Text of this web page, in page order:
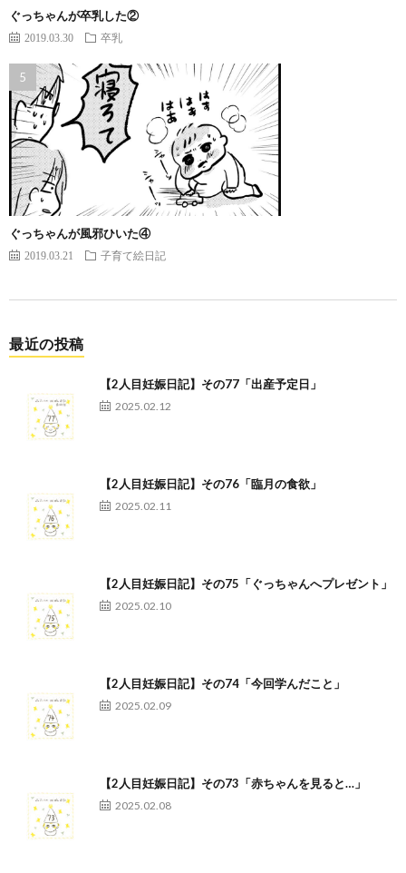
ぐっちゃんが卒乳した②
2019.03.30 卒乳
ぐっちゃんが風邪ひいた④
2019.03.21 子育て絵日記
最近の投稿
【2人目妊娠日記】その77「出産予定日」
2025.02.12
【2人目妊娠日記】その76「臨月の食欲」
2025.02.11
【2人目妊娠日記】その75「ぐっちゃんへプレゼント」
2025.02.10
【2人目妊娠日記】その74「今回学んだこと」
2025.02.09
【2人目妊娠日記】その73「赤ちゃんを見ると…」
2025.02.08